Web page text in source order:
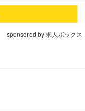
sponsored by 求人ボックス